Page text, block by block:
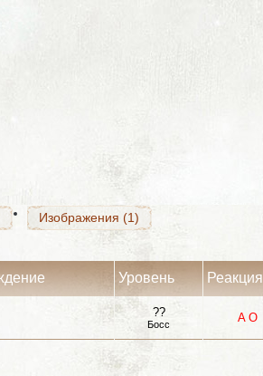
Изображения (1)
Изображения (1)
Уровень Реакция
??
Босс A О